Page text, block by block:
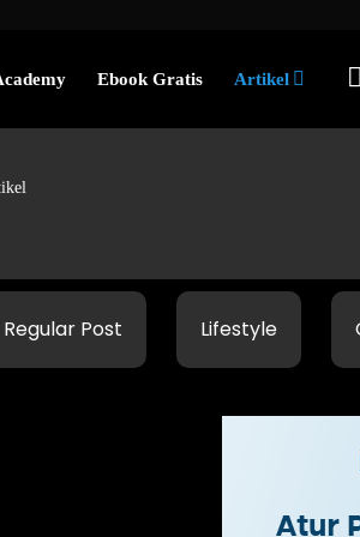
Ebook Gratis Artikel
Regular Post Lifestyle